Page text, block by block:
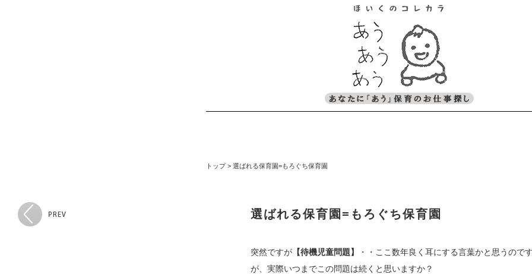
トップ> 選ばれる保育園=もろぐち保育園
選ばれる保育園=もろぐち保育園
突然ですが 【待機児童問題】
・・ここ数年良く耳にする言葉かと思うので
が、実際いつまでこの問題は続くと思いますか？